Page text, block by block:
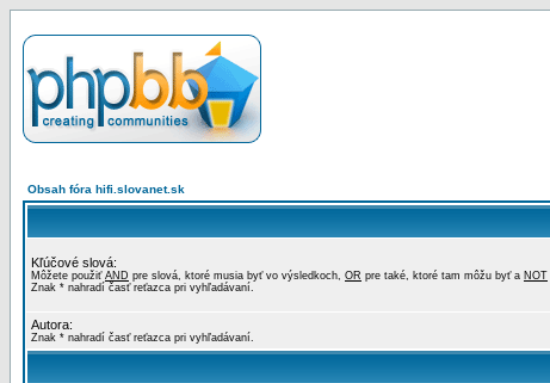
Obsah fóra hifi.slovanet.sk
Kľúčové slová:
Môžete použiť AND pre slová, ktoré musia byť vo výsledkoch, OR pre také, ktoré tam môžu byť a NOT
Znak * nahradí časť reťazca pri vyhľadávaní.
Autora:
Znak * nahradí časť reťazca pri vyhľadávaní.